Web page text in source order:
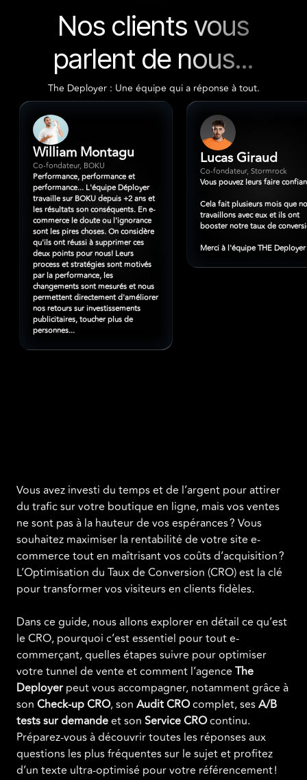
Nos clients vous
parlent de nous...
The Deployer : Une équipe qui a réponse à tout.
William Montagu
Co-fondateur, BOKU
Performance, performance et
performance... L'équipe Déployer
travaille sur BOKU depuis +2 ans et
les résultats son conséquents. En e-
commerce le doute ou l'ignorance
sont les pires choses. On considère
qu'ils ont réussi à supprimer ces
deux points pour nous! Leurs
process et stratégies sont motivés
par la performance, les
changements sont mesurés et nous
permettent directement d'améliorer
nos retours sur investissements
publicitaires, toucher plus de
personnes...
Lucas Giraud
Co-fondateur, Stormrock
Vous pouvez leurs faire
Cela fait plusieurs mois que
travaillons avec eux et ils ont
booster notre taux de
Merci à l'équipe THE Deployer
Vous avez investi du temps et de l’argent pour attirer
du trafic sur votre boutique en ligne, mais vos ventes
ne sont pas à la hauteur de vos espérances ? Vous
souhaitez maximiser la rentabilité de votre site e-
commerce tout en maîtrisant vos coûts d’acquisition ?
L’Optimisation du Taux de Conversion (CRO) est la clé
pour transformer vos visiteurs en clients fidèles.
Dans ce guide, nous allons explorer en détail ce qu’est
le CRO, pourquoi c’est essentiel pour tout e-
commerçant, quelles étapes suivre pour optimiser
votre tunnel de vente et comment l’agence The
Deployer peut vous accompagner, notamment grâce à
son Check-up CRO, son Audit CROcomplet, sesA/B
tests sur demandeet son Service CROcontinu.
Préparez-vous à découvrir toutes les réponses aux
questions les plus fréquentes sur le sujet et profitez
d’un texte ultra-optimisé pour votre référencement !